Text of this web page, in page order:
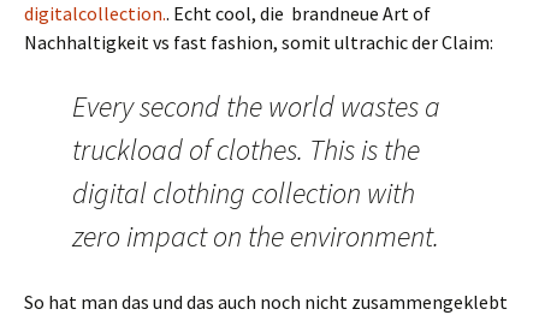
digitalcollection.. Echt cool, die brandneue Art of
Nachhaltigkeit vs fast fashion, somit ultrachic der Claim:
Every second the world wastes a
truckload of clothes. This is the
digital clothing collection with
zero impact on the environment.
So hat man das und das auch noch nicht zusammengeklebt